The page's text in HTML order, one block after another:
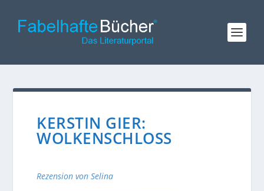
KERSTIN GIER:
WOLKENSCHLOSS
Rezension von Selina